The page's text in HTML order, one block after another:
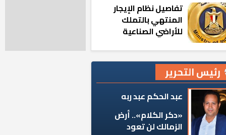
تفاصيل نظام الإيجار
المنتهي بالتملك
للأراضي الصناعية
رئيس التحرير
عبد الحكم عبد ربه
«دكر الكلام».. أرض
الزمالك لن تعود